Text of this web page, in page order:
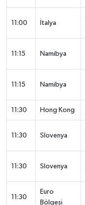
11:00 İtalya
11:15 Namibya
11:15 Namibya
11:30 Hong Kong
11:30 Slovenya
11:30 Slovenya
11:30
Euro
Bölgesi